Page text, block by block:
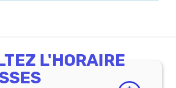
L'HORAIRE